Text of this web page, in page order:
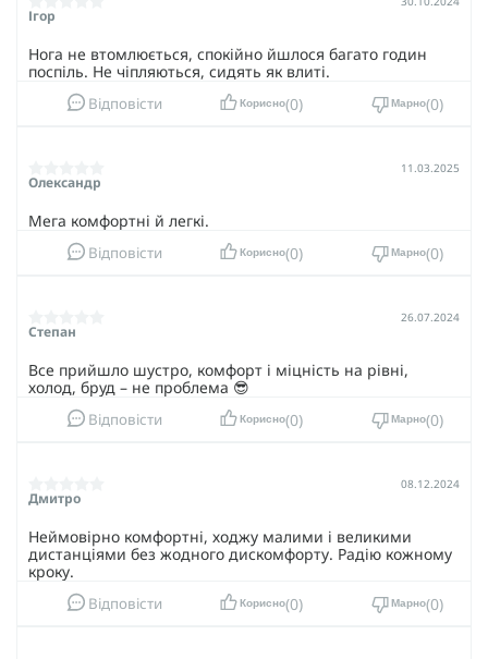
Quest 4D GTX Forces 2 зробити ваше життя комфортнішим.
Ігор
Нога не втомлюється, спокійно йшлося багато годин
поспіль. Не чіпляються, сидять як влиті.
Відповісти Корисно 0 Марно 0
Олександр
11.03.2025
Мега комфортні й легкі.
Відповісти Корисно 0 Марно 0
Степан
26.07.2024
Все прийшло шустро, комфорт і міцність на рівні,
холод, бруд – не проблема 😎
Відповісти Корисно 0 Марно 0
Дмитро
08.12.2024
Неймовірно комфортні, ходжу малими і великими
дистанціями без жодного дискомфорту. Радію кожному
кроку.
Відповісти Корисно 0 Марно 0